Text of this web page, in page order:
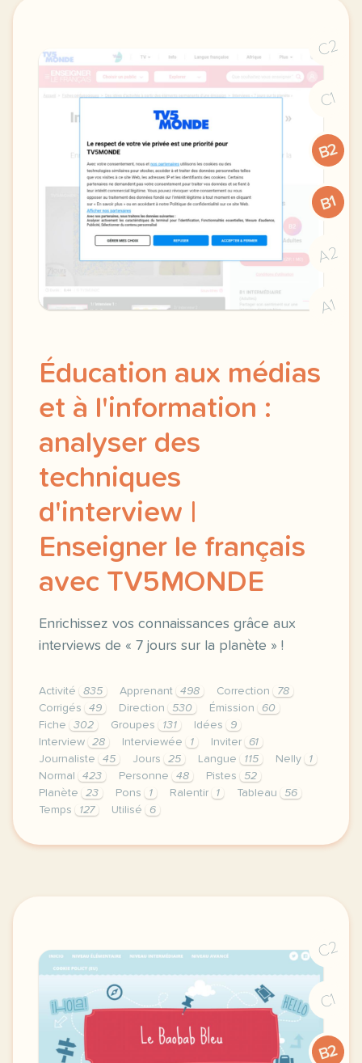
C2
C1
B2
B1
A2
A1
Éducation aux médias
et à l'information :
analyser des
techniques
d'interview |
Enseigner le français
avec TV5MONDE
Enrichissez vos connaissances grâce aux
interviews de « 7 jours sur la planète » !
Activité 835 Apprenant 498 Correction
78
Corrigés
49 Direction 530 Émission
60
Fiche
302 Groupes 131 Idées
9
Interview
28 Interviewée 1 Inviter
61
Journaliste
45 Jours 25 Langue 115 Nelly
1
Normal
423 Personne 48 Pistes
52
Planète
23 Pons 1 Ralentir 1 Tableau
56
Temps
127 Utilisé 6
didomi host didomi components button cursor
C2
C1
B2